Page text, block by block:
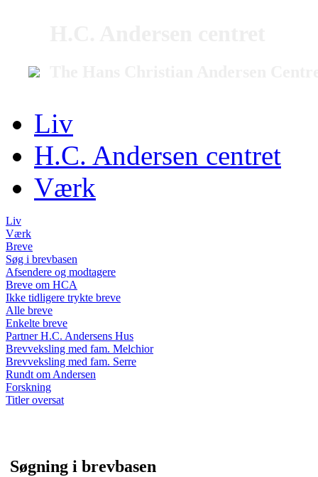
Liv
H.C. Andersen centret
Værk
Liv
Værk
Breve
Søg i brevbasen
Afsendere og modtagere
Breve om HCA
Ikke tidligere trykte breve
Alle breve
Enkelte breve
Partner H.C. Andersens Hus
Brevveksling med fam. Melchior
Brevveksling med fam. Serre
Rundt om Andersen
Forskning
Titler oversat
Søgning i brevbasen